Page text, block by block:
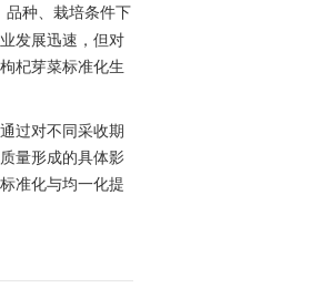
品种、栽培条件下
发展迅速，但对
杞芽菜标准化生
过对不同采收期
量形成的具体影
准化与均一化提